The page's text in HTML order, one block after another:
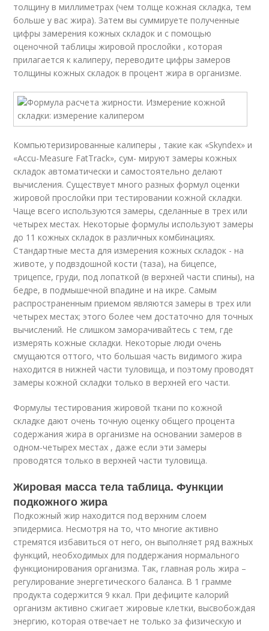
толщину в миллиметрах (чем толще кожная складка, тем
больше у вас жира). Затем вы суммируете полученные
цифры замерения кожных складок и с помощью
оценочной таблицы жировой прослойки , которая
прилагается к калиперу, переводите цифры замеров
толщины кожных складок в процент жира в организме.
Компьютеризированные калиперы , такие как «Skyndex» и
«Accu-Measure FatTrack», сум- мируют замеры кожных
складок автоматически и самостоятельно делают
вычисления. Существует много разных формул оценки
жировой прослойки при тестировании кожной складки.
Чаще всего используются замеры, сделанные в трех или
четырех местах. Некоторые формулы используют замеры
до 11 кожных складок в различных комбинациях.
Стандартные места для измерения кожных складок - на
животе, у подвздошной кости (таза), на бицепсе,
трицепсе, груди, под лопаткой (в верхней части спины), на
бедре, в подмышечной впадине и на икре. Самым
распространенным приемом являются замеры в трех или
четырех местах; этого более чем достаточно для точных
вычислений. Не слишком заморачивайтесь с тем, где
измерять кожные складки. Некоторые люди очень
смущаются оттого, что большая часть видимого жира
находится в нижней части туловища, и поэтому проводят
замеры кожной складки только в верхней его части.
Формулы тестирования жировой ткани по кожной
складке дают очень точную оценку общего процента
содержания жира в организме на основании замеров в
одном-четырех местах , даже если эти замеры
проводятся только в верхней части туловища.
Жировая масса тела таблица. Функции
подкожного жира
Подкожный жир находится под верхним слоем
эпидермиса. Несмотря на то, что многие активно
стремятся избавиться от него, он выполняет ряд важных
функций, необходимых для поддержания нормального
функционирования организма. Так, главная роль жира –
регулирование энергетического баланса. В 1 грамме
продукта содержится 9 ккал. При дефиците калорий
организм активно сжигает жировые клетки, высвобождая
энергию, которая отвечает не только за физическую и